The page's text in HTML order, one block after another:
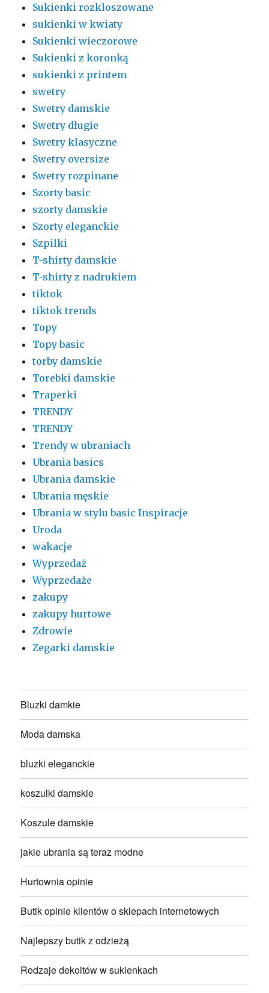
Sukienki rozkloszowane
sukienki w kwiaty
Sukienki wieczorowe
Sukienki z koronką
sukienki z printem
swetry
Swetry damskie
Swetry długie
Swetry klasyczne
Swetry oversize
Swetry rozpinane
Szorty basic
szorty damskie
Szorty eleganckie
Szpilki
T-shirty damskie
T-shirty z nadrukiem
tiktok
tiktok trends
Topy
Topy basic
torby damskie
Torebki damskie
Traperki
TRENDY
TRENDY
Trendy w ubraniach
Ubrania basics
Ubrania damskie
Ubrania męskie
Ubrania w stylu basic Inspiracje
Uroda
wakacje
Wyprzedaż
Wyprzedaże
zakupy
zakupy hurtowe
Zdrowie
Zegarki damskie
Bluzki damkie
Moda damska
bluzki eleganckie
koszulki damskie
Koszule damskie
jakie ubrania są teraz modne
Hurtownia opinie
Butik opinie klientów o sklepach internetowych
Najlepszy butik z odzieżą
Rodzaje dekoltów w sukienkach